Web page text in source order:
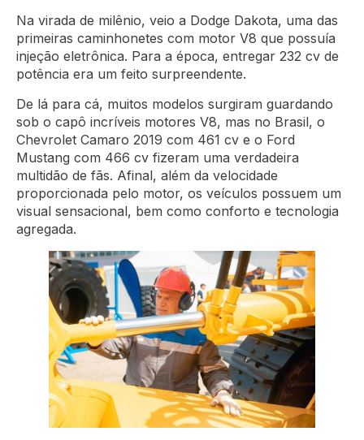
Na virada de milênio, veio a Dodge Dakota, uma das
primeiras caminhonetes com motor V8 que possuía
injeção eletrônica. Para a época, entregar 232 cv de
potência era um feito surpreendente.
De lá para cá, muitos modelos surgiram guardando
sob o capô incríveis motores V8, mas no Brasil, o
Chevrolet Camaro 2019 com 461 cv e o Ford
Mustang com 466 cv fizeram uma verdadeira
multidão de fãs. Afinal, além da velocidade
proporcionada pelo motor, os veículos possuem um
visual sensacional, bem como conforto e tecnologia
agregada.